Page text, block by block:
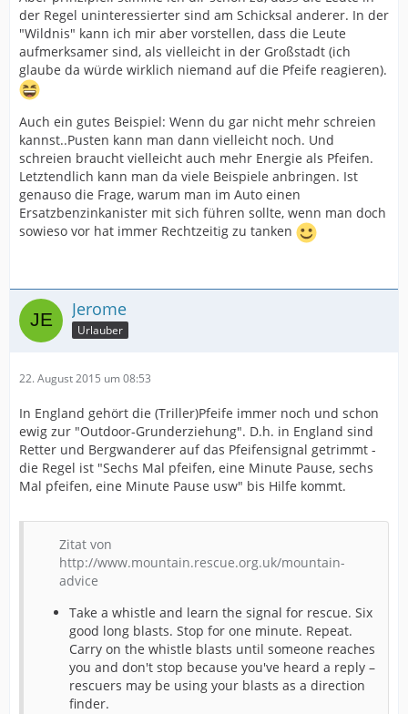
der Regel uninteressierter sind am Schicksal anderer. In der
"Wildnis" kann ich mir aber vorstellen, dass die Leute
aufmerksamer sind, als vielleicht in der Großstadt (ich
glaube da würde wirklich niemand auf die Pfeife reagieren).
Auch ein gutes Beispiel: Wenn du gar nicht mehr schreien
kannst..Pusten kann man dann vielleicht noch. Und
schreien braucht vielleicht auch mehr Energie als Pfeifen.
Letztendlich kann man da viele Beispiele anbringen. Ist
genauso die Frage, warum man im Auto einen
Ersatzbenzinkanister mit sich führen sollte, wenn man doch
sowieso vor hat immer Rechtzeitig zu tanken
Jerome
Urlauber
22. August 2015 um 08:53
In England gehört die (Triller)Pfeife immer noch und schon
ewig zur "Outdoor-Grunderziehung". D.h. in England sind
Retter und Bergwanderer auf das Pfeifensignal getrimmt -
die Regel ist "Sechs Mal pfeifen, eine Minute Pause, sechs
Mal pfeifen, eine Minute Pause usw" bis Hilfe kommt.
Zitat von
http://www.mountain.rescue.org.uk/mountain-
advice
Take a whistle and learn the signal for rescue. Six
good long blasts. Stop for one minute. Repeat.
Carry on the whistle blasts until someone reaches
you and don't stop because you've heard a reply –
rescuers may be using your blasts as a direction
finder.